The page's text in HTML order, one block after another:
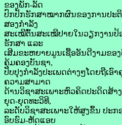
ຂອງພັກ-ລັດ
ປົກປັກຮັກສາໝາກຜົນຂອງການປະ
ສອງກໍາລັງ
ສະເໝີຕົ້ນສະເໝີປາຍໃນວຽກງານປ້
ຮັກສາ ແລະ
ເສີມຂະຫຍາຍມູນເຊື້ອອັນດີງາມຂອ
ຄຸ້ມຄອງບັນຊາ,
ປັບປຸງກຳລັງປະເພດຕ່າງໆໂດຍຖືເອົ
ຄວາມສາມາດ
ດ້ານວິຊາສະເພາະຫົວຄິດປະດິດສ້າ
ຍຸດ-ຍຸດທະວິທີ,
ລະດັບວິຊາສະເພາະໃຫ້ສູງຂຶ້ນ ປະ
ອົບຮົມ-ຫັດແອບ